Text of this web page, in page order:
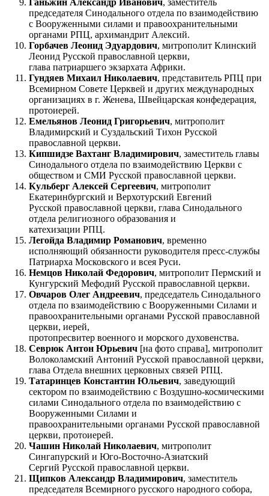
председателя Синодального отдела по взаимодействию
с Вооруженными силами и правоохранительными
органами РПЦ, архимандрит Алексий.
Горбачев Леонид Эдуардович, митрополит Клинский
Леонид Русской православной церкви,
глава патриаршего экзархата Африки.
Гундяев Михаил Николаевич, представитель РПЦ при
Всемирном Совете Церквей и других международных
организациях в г. Женева, Швейцарская конфедерация,
протоиерей.
Емельянов Леонид Григорьевич, митрополит
Владимирский и Суздальский Тихон Русской
православной церкви.
Кипшидзе Вахтанг Владимирович, заместитель главы
Синодального отдела по взаимодействию Церкви с
обществом и СМИ Русской православной церкви.
Кульберг Алексей Сергеевич, митрополит
Екатеринбургский и Верхотурский Евгений
Русской православной церкви, глава Синодального
отдела религиозного образования и
катехизации РПЦ.
Легойда Владимир Романович, временно
исполняющий обязанности руководителя пресс-службы
Патриарха Московского и всея Руси.
Немцов Николай Федорович, митрополит Пермский и
Кунгурский Мефодий Русской православной церкви.
Овчаров Олег Андреевич, председатель Синодального
отдела по взаимодействию с Вооруженными Силами и
правоохранительными органами Русской православной
церкви, иерей,
протопресвитер военного и морского духовенства.
Севрюк Антон Юрьевич [на фото справа], митрополит
Волоколамский Антоний Русской православной церкви,
глава Отдела внешних церковных связей РПЦ.
Татаринцев Константин Юльевич, заведующий
сектором по взаимодействию с Воздушно-космическими
силами Синодального отдела по взаимодействию с
Вооруженными Силами и
правоохранительными органами Русской православной
церкви, протоиерей.
Чашин Николай Николаевич, митрополит
Сингапурский и Юго-Восточно-Азиатский
Сергий Русской православной церкви.
Щипков Александр Владимирович, заместитель
председателя Всемирного русского народного собора,